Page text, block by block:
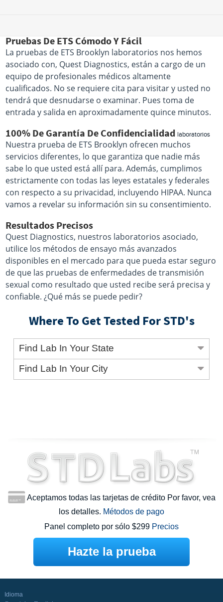
Pruebas De ETS Cómodo Y Fácil
La pruebas de ETS Brooklyn laboratorios nos hemos
asociado con, Quest Diagnostics, están a cargo de un
equipo de profesionales médicos altamente
cualificados. No se requiere cita para visitar y usted no
tendrá que desnudarse o examinar. Pues toma de
entrada y salida en aproximadamente quince minutos.
100% De Garantía De Confidencialidad laboratorios
Nuestra prueba de ETS Brooklyn ofrecen muchos
servicios diferentes, lo que garantiza que nadie más
sabe lo que usted está allí para. Además, cumplimos
estrictamente con todas las leyes estatales y federales
con respecto a su privacidad, incluyendo HIPAA. Nunca
vamos a revelar su información sin su consentimiento.
Resultados Precisos
Quest Diagnostics, nuestros laboratorios asociado,
utilice los métodos de ensayo más avanzados
disponibles en el mercado para que pueda estar seguro
de que las pruebas de enfermedades de transmisión
sexual como resultado que usted recibe será precisa y
confiable. ¿Qué más se puede pedir?
Where To Get Tested For STD's
Find Lab In Your State
Find Lab In Your City
Aceptamos todas las tarjetas de crédito Por favor, vea
los detalles. Métodos de pago
Panel completo por sólo $299 Precios
Hazte la prueba
Idioma